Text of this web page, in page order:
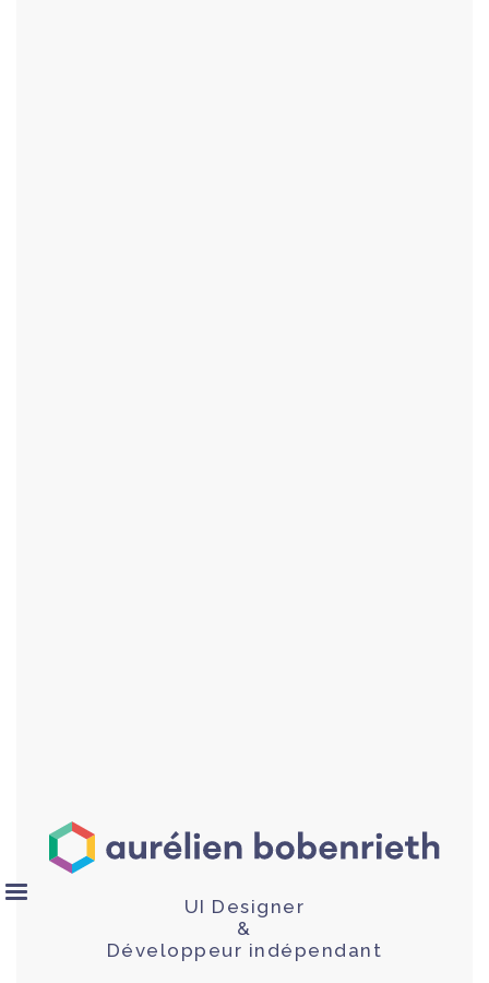
UI Designer
&
Développeur indépendant